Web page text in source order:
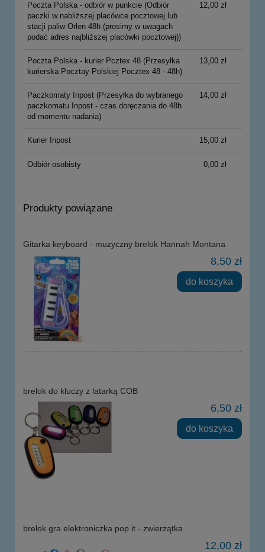
Poczta Polska - odbiór w punkcie(Odbiór
paczki w nabliższej placówce pocztowej lub
stacji paliw Orlen 48h (prosimy w uwagach
podać adres najbliższej placówki pocztowej))
12,00 zł
Poczta Polska - kurier Pcztex 48(Przesyłka
kurierska Pocztay Polskiej Pocztex 48 - 48h)
13,00 zł
Paczkomaty Inpost(Przesyłka do wybranego
paczkomatu Inpost - czas doręczania do 48h
od momentu nadania)
14,00 zł
Kurier Inpost 15,00 zł
Odbiór osobisty 0,00 zł
Produkty powiązane
Gitarka keyboard - muzyczny brelok Hannah Montana
8,50 zł
do koszyka
brelok do kluczy z latarką COB
6,50 zł
do koszyka
brelok gra elektroniczka pop it - zwierzątka
12,00 zł